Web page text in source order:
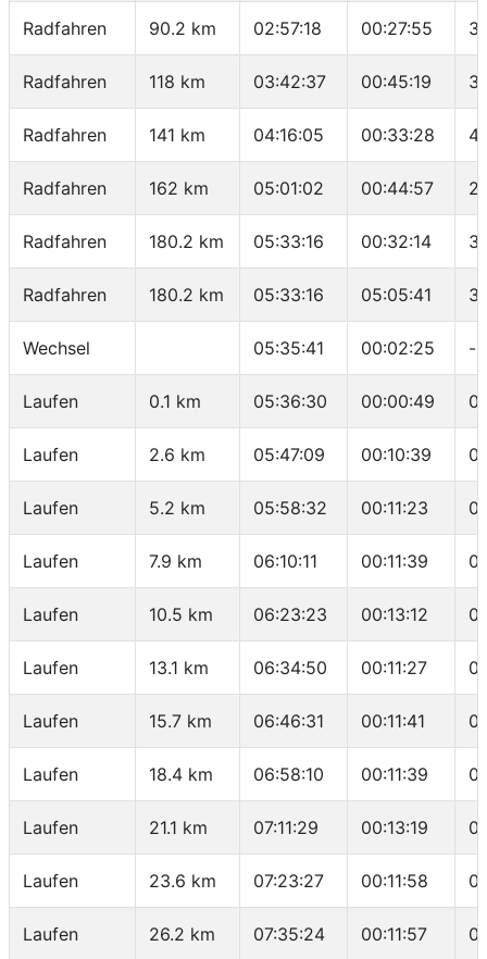
Radfahren 90.2 km 02:57:18 00:27:55
Radfahren 118 km 03:42:37 00:45:19
Radfahren 141 km 04:16:05 00:33:28
Radfahren 162 km 05:01:02 00:44:57
Radfahren 180.2 km 05:33:16 00:32:14
Radfahren 180.2 km 05:33:16 05:05:41
Wechsel 05:35:41 00:02:25 -
Laufen 0.1 km 05:36:30 00:00:49
Laufen 2.6 km 05:47:09 00:10:39
Laufen 5.2 km 05:58:32 00:11:23
Laufen 7.9 km 06:10:11 00:11:39
Laufen 10.5 km 06:23:23 00:13:12
Laufen 13.1 km 06:34:50 00:11:27
Laufen 15.7 km 06:46:31 00:11:41
Laufen 18.4 km 06:58:10 00:11:39
Laufen 21.1 km 07:11:29 00:13:19
Laufen 23.6 km 07:23:27 00:11:58
Laufen 26.2 km 07:35:24 00:11:57